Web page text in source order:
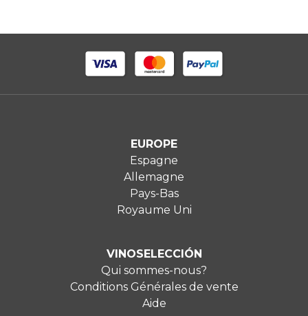
EUROPE
Espagne
Allemagne
Pays-Bas
Royaume Uni
VINOSELECCIÓN
Qui sommes-nous?
Conditions Générales de vente
Aide